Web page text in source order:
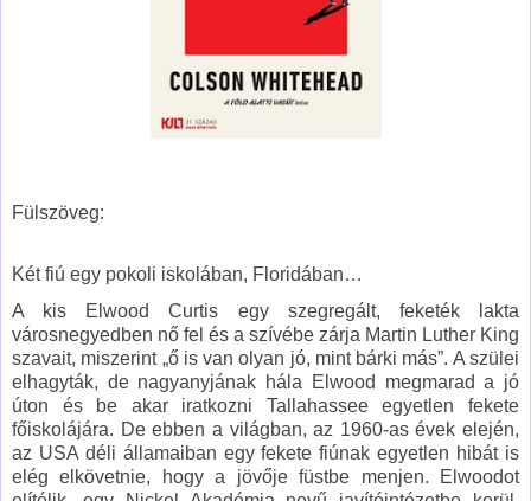
Fülszöveg:
Két ​fiú egy pokoli iskolában, Floridában…
A kis Elwood Curtis egy szegregált, feketék lakta
városnegyedben nő fel és a szívébe zárja Martin Luther King
szavait, miszerint „ő is van olyan jó, mint bárki más”. A szülei
elhagyták, de nagyanyjának hála Elwood megmarad a jó
úton és be akar iratkozni Tallahassee egyetlen fekete
főiskolájára. De ebben a világban, az 1960-as évek elején,
az USA déli államaiban egy fekete fiúnak egyetlen hibát is
elég elkövetnie, hogy a jövője füstbe menjen. Elwoodot